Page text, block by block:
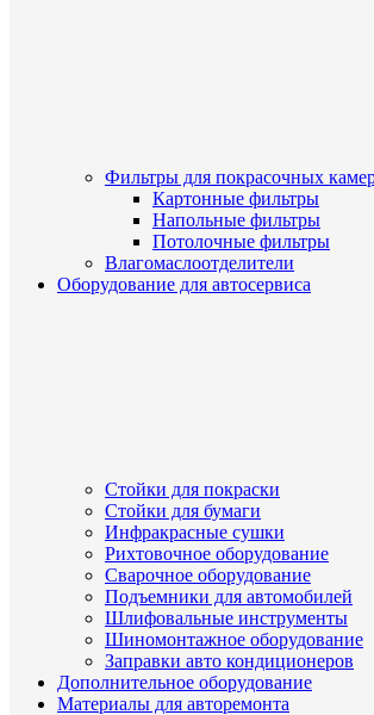
Фильтры для покрасочных
Картонные фильтры
Напольные фильтры
Потолочные фильтры
Влагомаслоотделители
Оборудование для автосервиса
Стойки для покраски
Стойки для бумаги
Инфракрасные сушки
Рихтовочное оборудование
Сварочное оборудование
Подъемники для автомобилей
Шлифовальные инструменты
Шиномонтажное оборудование
Заправки авто кондиционеров
Дополнительное оборудование
Материалы для авторемонта